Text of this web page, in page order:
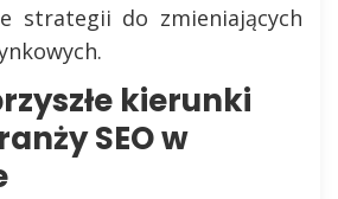
strategii do zmieniających
kierunki
SEO w